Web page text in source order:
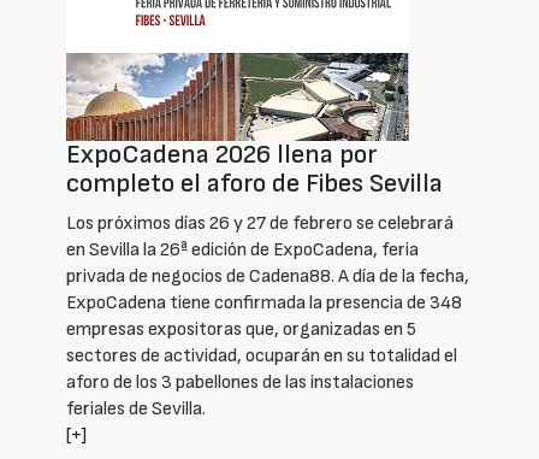
ExpoCadena 2026 llena por
completo el aforo de Fibes Sevilla
Los próximos días 26 y 27 de febrero se celebrará
en Sevilla la 26ª edición de ExpoCadena, feria
privada de negocios de Cadena88. A día de la fecha,
ExpoCadena tiene confirmada la presencia de 348
empresas expositoras que, organizadas en 5
sectores de actividad, ocuparán en su totalidad el
aforo de los 3 pabellones de las instalaciones
feriales de Sevilla.
[+]